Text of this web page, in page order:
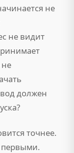
не
не видит
должен
точнее.
первыми.